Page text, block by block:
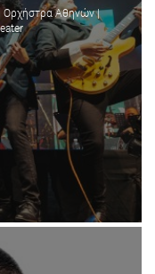
Ορχήστρα Αθηνών |